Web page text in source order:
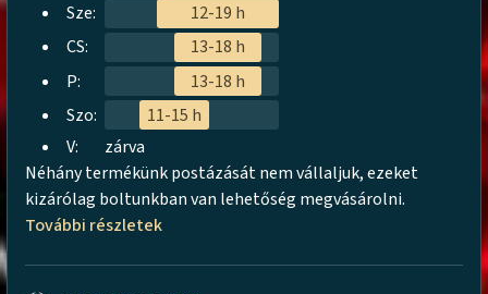
Sze:
12-19 h
CS:
13-18 h
P:
13-18 h
Szo:
11-15 h
V:
zárva
Néhány termékünk postázását nem vállaljuk, ezeket
kizárólag boltunkban van lehetőség megvásárolni.
További részletek